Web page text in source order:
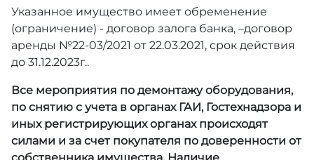
Указанное имущество имеет обременение
(ограничение) - договор залога банка, –договор
аренды №22-03/2021 от 22.03.2021, срок действия
до 31.12.2023г..
Все мероприятия по демонтажу оборудования,
по снятию с учета в органах ГАИ, Гостехнадзора и
иных регистрирующих органах происходят
силами и за счет покупателя по доверенности от
собственника имущества. Наличие